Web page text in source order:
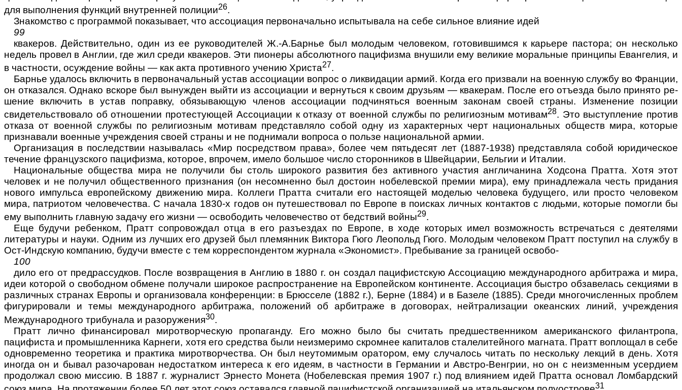
для выполнения функций внутренней по­лиции26.
Знакомство с программой показывает, что ассоциация первоначально испытывала на себе сильное влияние идей
99
квакеров. Действительно, один из ее руководителей Ж.-А.Барнье был молодым человеком, готовившимся к ка­рьере пастора; он несколько
недель провел в Англии, где жил среди квакеров. Эти пионеры абсолютного пацифизма внушили ему великие моральные принципы Евангелия, и
в частности, осуждение войны — как акта противного учению Христа27.
Барнье удалось включить в первоначальный устав ассо­циации вопрос о ликвидации армий. Когда его призвали на военную службу во Франции,
он отказался. Однако вскоре был вынужден выйти из ассоциации и вернуться к своим друзьям — квакерам. После его отъезда было принято ре­
шение включить в устав поправку, обязывающую членов ас­социации подчиняться военным законам своей страны. Из­менение позиции
свидетельствовало об отношении протесту­ющей Ассоциации к отказу от военной службы по религиоз­ным мотивам28. Это выступление против
отказа от военной службы по религиозным мотивам представляло собой одну из характерных черт национальных обществ мира, которые
признавали военные учреждения своей страны и не подни­мали вопроса о пользе национальной армии.
Организация в последствии называлась «Мир посредст­вом права», более чем пятьдесят лет (1887-1938) представ­ляла собой юридическое
течение французского пацифизма, которое, впрочем, имело большое число сторонников в Швейцарии, Бельгии и Италии.
Национальные общества мира не получили бы столь ши­рокого развития без активного участия англичанина Ходсона Пратта. Хотя этот
человек и не получил общественного признания (он несомненно был достоин нобелевской премии мира), ему принадлежала честь придания
нового импульса европейскому движению мира. Коллеги Пратта считали его настоящей моделью человека будущего, или просто челове­ком
мира, патриотом человечества. С начала 1830-х годов он путешествовал по Европе в поисках личных контактов с людьми, которые помогли бы
ему выполнить главную зада­чу его жизни — освободить человечество от бедствий вой­ны29.
Еще будучи ребенком, Пратт сопровождал отца в его разъездах по Европе, в ходе которых имел возможность встречаться с деятелями
литературы и науки. Одним из лучших его друзей был племянник Виктора Гюго Леопольд Гюго. Молодым человеком Пратт поступил на службу в
Ост-Индскую компанию, будучи вместе с тем корреспонден­том журнала «Экономист». Пребывание за границей освобо-
100
дило его от предрассудков. После возвращения в Англию в 1880 г. он создал пацифистскую Ассоциацию международ­ного арбитража и мира,
идеи которой о свободном обмене получали широкое распространение на Европейском конти­ненте. Ассоциация быстро обзавелась секциями в
различных странах Европы и организовала конференции: в Брюсселе (1882 г.), Берне (1884) и в Базеле (1885). Среди многочис­ленных проблем
фигурировали и темы международного ар­битража, положений об арбитраже в договорах, нейтрализа­ции океанских линий, учреждения
Международного трибу­нала и разоружения30.
Пратт лично финансировал миротворческую пропаганду. Его можно было бы считать предшественником американ­ского филантропа,
пацифиста и промышленника Карнеги, хотя его средства были неизмеримо скромнее капиталов сталелитейного магната. Пратт воплощал в себе
одновре­менно теоретика и практика миротворчества. Он был неуто­мимым оратором, ему случалось читать по нескольку лек­ций в день. Хотя
иногда он и бывал разочарован недостат­ком интереса к его идеям, в частности в Германии и Австро-Венгрии, но он с неизменным усердием
продолжал свою миссию. В 1887 г. журналист Эрнесто Монета (Нобелевская премия 1907 г.) под влиянием идей Пратта основал Лом­бардский
31